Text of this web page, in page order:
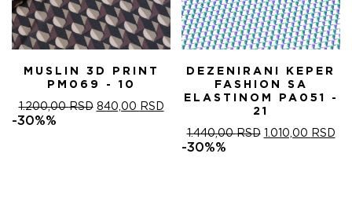
MUSLIN 3D PRINT
PM069 - 10
1.200,00RSD ОРИГИНАЛНА
840,00 RSDТРЕНУТНА
840,00 RSD.
-30%%
DEZENIRANI KEPER
FASHION SA
ELASTINOM PA051 -
21
1.440,00RSD ОРИГИНАЛНА
1.010,00 RSD
-30%%